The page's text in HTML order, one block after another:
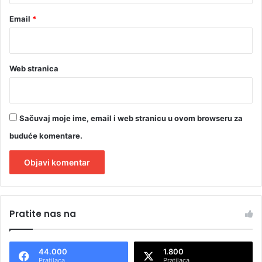
Email *
Web stranica
Sačuvaj moje ime, email i web stranicu u ovom browseru za
buduće komentare.
tPratite nas na
44.000
Pratilaca
1.800
Pratilaca